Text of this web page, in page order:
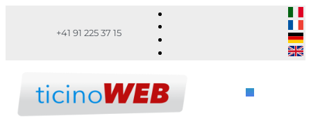
+41 91 225 37 15